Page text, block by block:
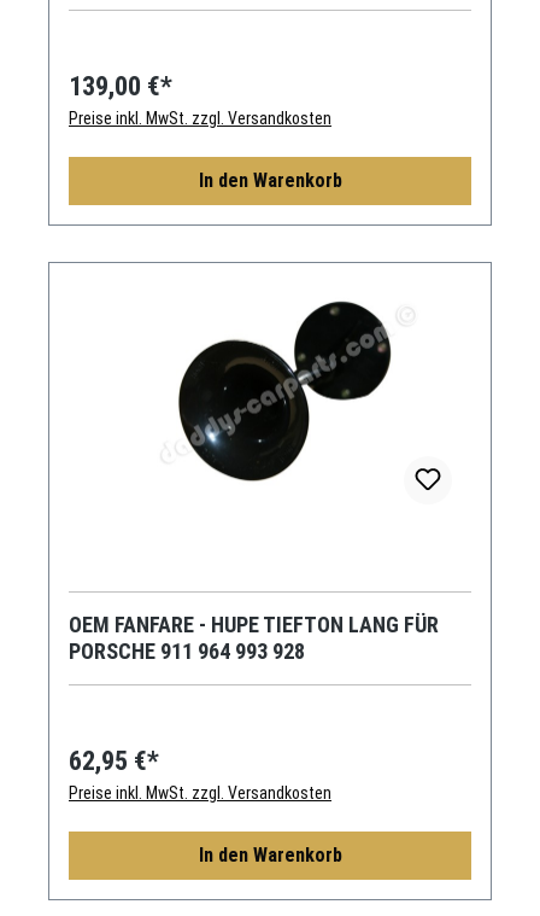
139,00 €*
Preise inkl. MwSt. zzgl. Versandkosten
In den Warenkorb
OEM FANFARE - HUPE TIEFTON LANG FÜR
PORSCHE 911 964 993 928
62,95 €*
Preise inkl. MwSt. zzgl. Versandkosten
In den Warenkorb